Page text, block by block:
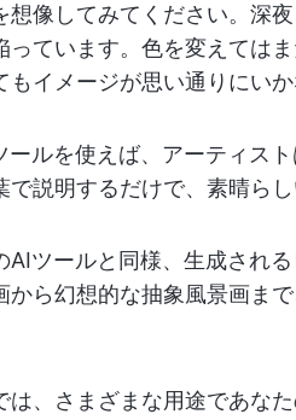
想像してみてください。深
っています。色を変えては
もイメージが思い通りにいか
ールを使えば、アーティス
で説明するだけで、素晴ら
AIツールと同様、生成され
から幻想的な抽象風景画ま
は、さまざまな用途であな